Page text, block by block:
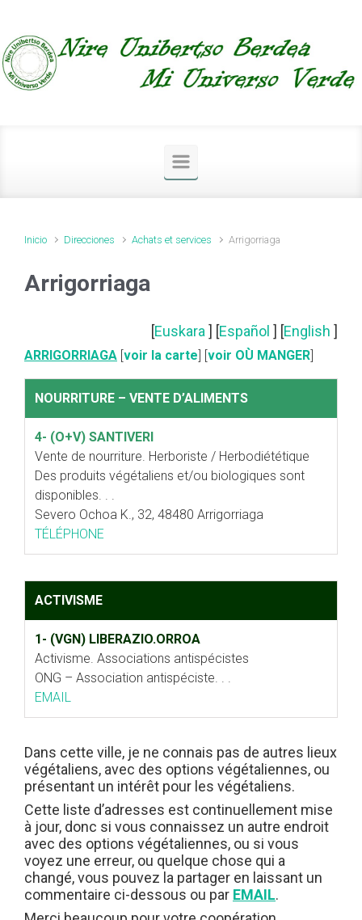
Inicio Direcciones Achats et services Arrigorriaga
Arrigorriaga
[Euskara ] [Español ] [English ]
ARRIGORRIAGA [voir la carte] [voir OÙ MANGER]
NOURRITURE – VENTE D’ALIMENTS
4- (O+V) SANTIVERI
Vente de nourriture. Herboriste / Herbodiététique
Des produits végétaliens et/ou biologiques sont
disponibles. . .
Severo Ochoa K., 32, 48480 Arrigorriaga
TÉLÉPHONE
ACTIVISME
1- (VGN) LIBERAZIO.ORROA
Activisme. Associations antispécistes
ONG – Association antispéciste. . .
EMAIL
Dans cette ville, je ne connais pas de autres lieux
végétaliens, avec des options végétaliennes, ou
présentant un intérêt pour les végétaliens.
Cette liste d’adresses est continuellement mise
à jour, donc si vous connaissez un autre endroit
avec des options végétaliennes, ou si vous
voyez une erreur, ou quelque chose qui a
changé, vous pouvez la partager en laissant un
commentaire ci-dessous ou par EMAIL.